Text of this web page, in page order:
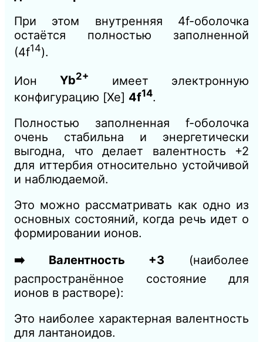
При этом внутренняя 4f-оболочка
остаётся полностью заполненной
(4f14).
ИонYb2+
имеет электронную
конфигурацию [Xe] 4f14.
Полностью заполненная f-оболочка
очень стабильна и энергетически
выгодна, что делает валентность +2
для иттербия относительно устойчивой
и наблюдаемой.
Это можно рассматривать как одно из
основных состояний, когда речь идет о
формировании ионов.
➡️ Валентность +3 (наиболее
распространённое состояние для
ионов в растворе):
Это наиболее характерная валентность
для лантаноидов.